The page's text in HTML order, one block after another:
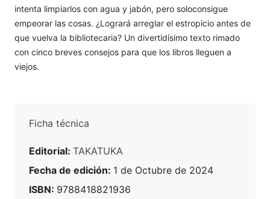
intenta limpiarlos con agua y jabón, pero soloconsigue
empeorar las cosas. ¿Logrará arreglar el estropicio antes de
que vuelva la bibliotecaria? Un divertidísimo texto rimado
con cinco breves consejos para que los libros lleguen a
viejos.
Ficha técnica
Editorial: TAKATUKA
Fecha de edición: 1 de Octubre de 2024
ISBN: 9788418821936